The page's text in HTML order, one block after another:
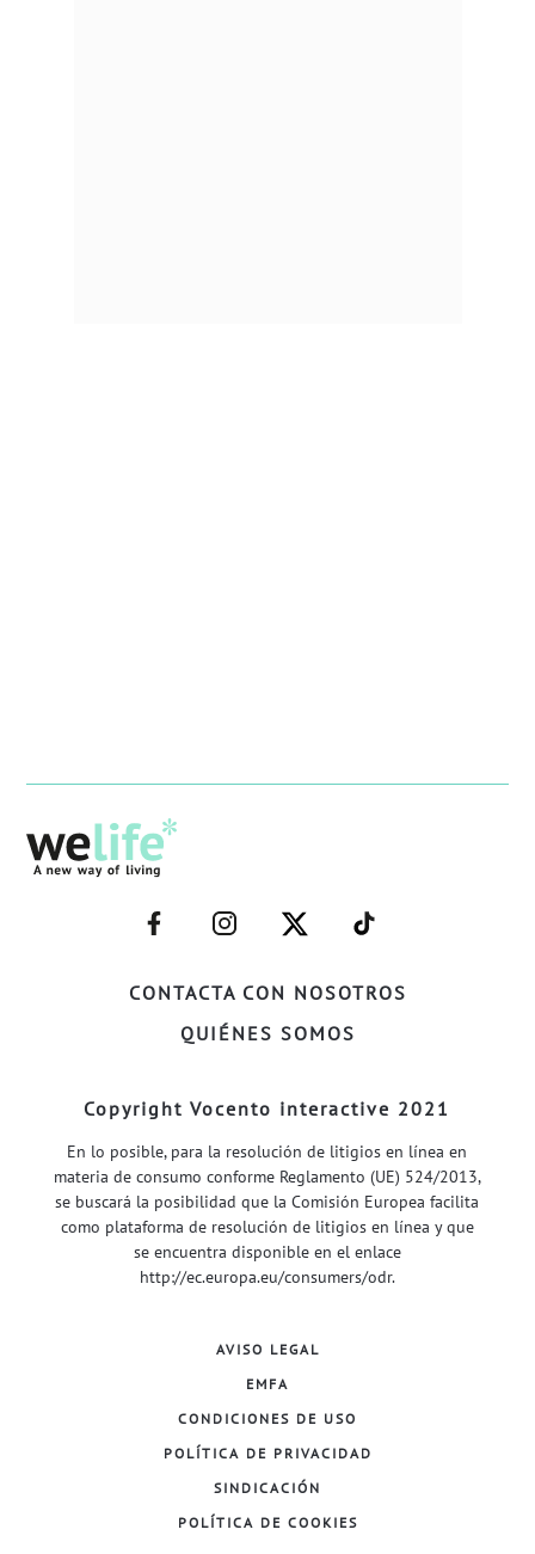
CONTACTA CON NOSOTROS
QUIÉNES SOMOS
–
FACEBOOK–
–
INSTAGRAM–
–
TWITTER–
–
WELIFE–
Copyright Vocento interactive 2021
En lo posible, para la resolución de litigios en línea en
materia de consumo conforme Reglamento (UE) 524/2013,
se buscará la posibilidad que la Comisión Europea facilita
como plataforma de resolución de litigios en línea y que
se encuentra disponible en el enlace
http://ec.europa.eu/consumers/odr.
AVISO LEGAL
EMFA
CONDICIONES DE USO
POLÍTICA DE PRIVACIDAD
SINDICACIÓN
POLÍTICA DE COOKIES